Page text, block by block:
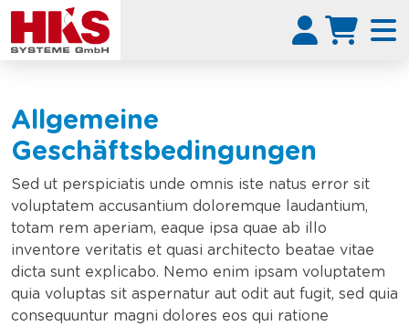
Allgemeine
Geschäftsbedingungen
Sed ut perspiciatis unde omnis iste natus error sit
voluptatem accusantium doloremque laudantium,
totam rem aperiam, eaque ipsa quae ab illo
inventore veritatis et quasi architecto beatae vitae
dicta sunt explicabo. Nemo enim ipsam voluptatem
quia voluptas sit aspernatur aut odit aut fugit, sed quia
consequuntur magni dolores eos qui ratione